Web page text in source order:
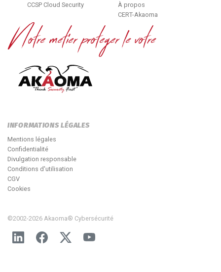
CCSP Cloud Security
À propos
CERT-Akaoma
INFORMATIONS LÉGALES
Mentions légales
Confidentialité
Divulgation responsable
Conditions d'utilisation
CGV
Cookies
©2002-2026 Akaoma® Cybersécurité